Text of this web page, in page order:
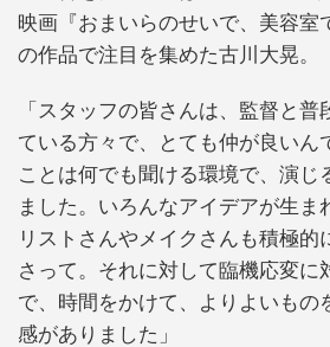
映画『おまいらのせいで、美容室
の作品で注目を集めた古川大晃。
「スタッフの皆さんは、監督と
ている方々で、とても仲が良いん
ことは何でも聞ける環境で、演じ
ました。いろんなアイデアが生ま
リストさんやメイクさんも積極的
さって。それに対して臨機応変に
で、時間をかけて、よりよいもの
感がありました」